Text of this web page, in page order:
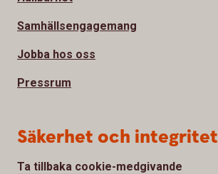
Samhällsengagemang
Jobba hos oss
Pressrum
Säkerhet och integritet
Ta tillbaka cookie-medgivande